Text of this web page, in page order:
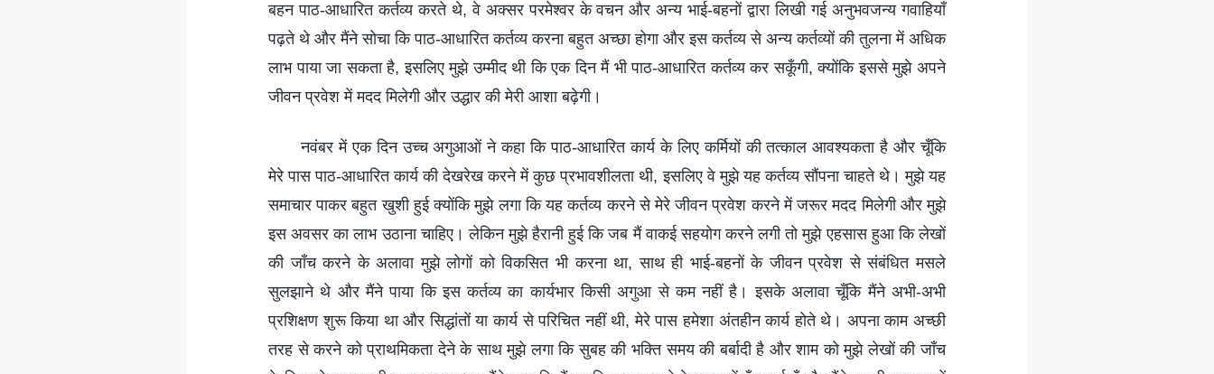
बहन पाठ-आधारित कर्तव्य करते थे, वे अक्सर परमेश्वर के वचन और अन्य भाई-बहनों द्वारा लिखी गई अनुभवजन्य गवाहियाँ
पढ़ते थे और मैंने सोचा कि पाठ-आधारित कर्तव्य करना बहुत अच्छा होगा और इस कर्तव्य से अन्य कर्तव्यों की तुलना में अधिक
लाभ पाया जा सकता है, इसलिए मुझे उम्मीद थी कि एक दिन मैं भी पाठ-आधारित कर्तव्य कर सकूँगी, क्योंकि इससे मुझे अपने
जीवन प्रवेश में मदद मिलेगी और उद्धार की मेरी आशा बढ़ेगी।
नवंबर में एक दिन उच्च अगुआओं ने कहा कि पाठ-आधारित कार्य के लिए कर्मियों की तत्काल आवश्यकता है और चूँकि
मेरे पास पाठ-आधारित कार्य की देखरेख करने में कुछ प्रभावशीलता थी, इसलिए वे मुझे यह कर्तव्य सौंपना चाहते थे। मुझे यह
समाचार पाकर बहुत खुशी हुई क्योंकि मुझे लगा कि यह कर्तव्य करने से मेरे जीवन प्रवेश करने में जरूर मदद मिलेगी और मुझे
इस अवसर का लाभ उठाना चाहिए। लेकिन मुझे हैरानी हुई कि जब मैं वाकई सहयोग करने लगी तो मुझे एहसास हुआ कि लेखों
की जाँच करने के अलावा मुझे लोगों को विकसित भी करना था, साथ ही भाई-बहनों के जीवन प्रवेश से संबंधित मसले
सुलझाने थे और मैंने पाया कि इस कर्तव्य का कार्यभार किसी अगुआ से कम नहीं है। इसके अलावा चूँकि मैंने अभी-अभी
प्रशिक्षण शुरू किया था और सिद्धांतों या कार्य से परिचित नहीं थी, मेरे पास हमेशा अंतहीन कार्य होते थे। अपना काम अच्छी
तरह से करने को प्राथमिकता देने के साथ मुझे लगा कि सुबह की भक्ति समय की बर्बादी है और शाम को मुझे लेखों की जाँच